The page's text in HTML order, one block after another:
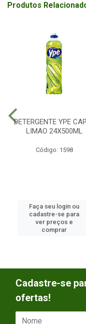
Produtos
DETERGENTE YPE
LIMAO 24X500ML
Código: 1598
Faça seu login ou
cadastre-se para
ver preços e
comprar
Cadastre-se
ofertas!